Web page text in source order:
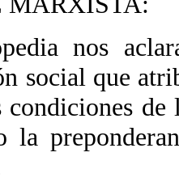
nos
social que
condiciones
la